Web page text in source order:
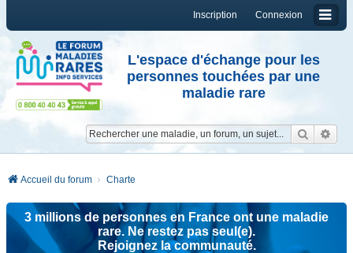
Connexion
Inscription
L'espace d'échange pour les
personnes touchées par une
maladie rare
Accueil du forum Charte
3 millions de personnes en France ont une maladie
rare. Ne restez pas seul(e).
Rejoignez la communauté.